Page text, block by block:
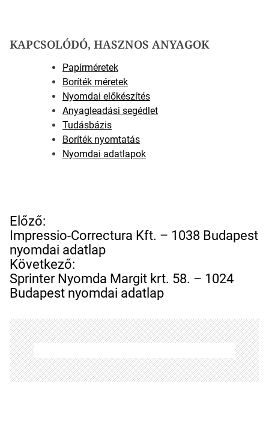
KAPCSOLÓDÓ, HASZNOS ANYAGOK
Papírméretek
Boríték méretek
Nyomdai előkészítés
Anyagleadási segédlet
Tudásbázis
Boríték nyomtatás
Nyomdai adatlapok
B
e
j
e
g
y
z
é
s
n
a
v
Előző:
Impressio-Correctura Kft. – 1038 Budapest
nyomdai adatlap
Következő:
Sprinter Nyomda Margit krt. 58. – 1024
Budapest nyomdai adatlap